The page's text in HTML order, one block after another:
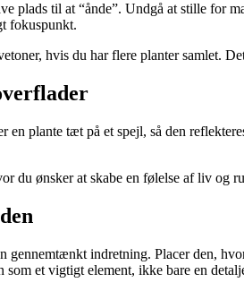
plads til at “ånde”. Undgå at stille
fokuspunkt.
hvis du har flere planter samlet.
en plante tæt på et spejl, så den
du ønsker at skabe en følelse af liv og
gennemtænkt indretning. Placer den,
et vigtigt element, ikke bare en